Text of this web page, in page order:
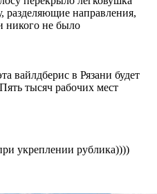
разделяющие направления,
никого не было
вайлдберис в Рязани будет
тысяч рабочих мест
укреплении рублика))))